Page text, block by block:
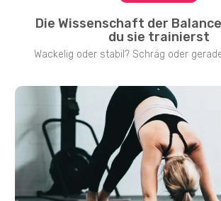
Die Wissenschaft der
du sie trainierst
Wackelig oder stabil? Schräg oder